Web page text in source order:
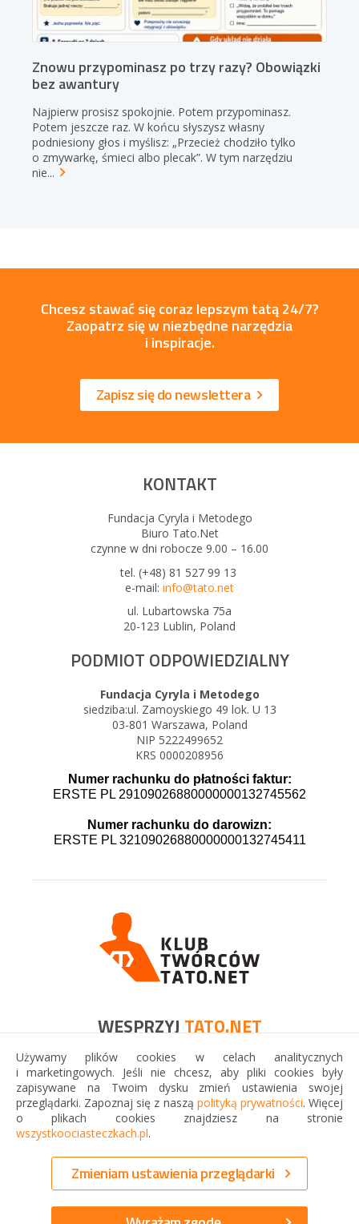
Znowu przypominasz po trzy razy? Obowiązki
bez awantury
Najpierw prosisz spokojnie. Potem przypominasz.
Potem jeszcze raz. W końcu słyszysz własny
podniesiony głos i myślisz: „Przecież chodziło tylko
o zmywarkę, śmieci albo plecak”. W tym narzędziu
nie...
Chcesz stawać się coraz lepszym tatą 24/7?
Zaopatrz się w niezbędne narzędzia
i inspiracje.
Zapisz się do newslettera
KONTAKT
Fundacja Cyryla i Metodego
Biuro Tato.Net
czynne w dni robocze 9.00 – 16.00
tel. (+48) 81 527 99 13
e-mail: info@tato.net
ul. Lubartowska 75a
20-123 Lublin, Poland
PODMIOT ODPOWIEDZIALNY
Fundacja Cyryla i Metodego
siedziba:ul. Zamoyskiego 49 lok. U 13
03-801 Warszawa, Poland
NIP 5222499652
KRS 0000208956
Numer rachunku do płatności faktur:
ERSTE PL 29109026880000000132745562
Numer rachunku do darowizn:
ERSTE PL 32109026880000000132745411
WESPRZYJTATO.NET
Jeśli możesz, wesprzyj finansowo Tato.Net. Będzie to
wspaniały dar, który przyniesie korzyść wielu ojcom i ich
rodzinom!
Copyright © Tato.Net 2026
Polityka prywatności Klauzule informacyjne
Projekt i wykonanie:
Używamy plików cookies w celach analitycznych
i marketingowych. Jeśli nie chcesz, aby pliki cookies były
zapisywane na Twoim dysku zmień ustawienia swojej
przeglądarki. Zapoznaj się z naszą polityką prywatności. Więcej
o plikach cookies znajdziesz na stronie
wszystkoociasteczkach.pl.
Zmieniam ustawienia przeglądarki